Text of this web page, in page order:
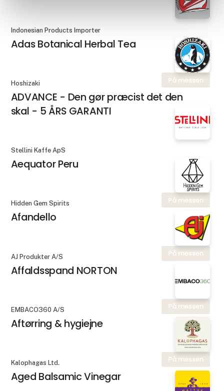
Indonesian Products Importer
Adas Botanical Herbal Tea
På messen
Hoshizaki
ADVANCE - Den gør præcist det den
skal - 5 ÅRS GARANTI
Stellini Kaffe ApS
Aequator Peru
På messen
Hidden Gem Spirits
Afandello
På messen
AJ Produkter A/S
Affaldsspand NORTON
På messen
EMBACO360 A/S
Aftørring & hygiejne
På messen
Kalophagas Ltd.
Aged Balsamic Vinegar